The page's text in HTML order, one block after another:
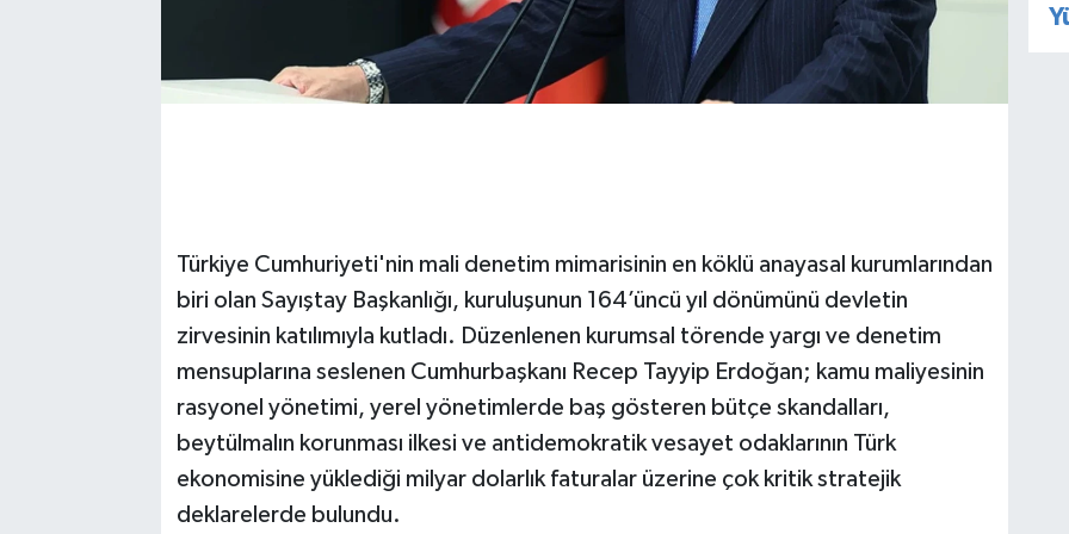
Türkiye Cumhuriyeti'nin mali denetim mimarisinin en köklü anayasal kurumlarından
biri olan Sayıştay Başkanlığı, kuruluşunun 164’üncü yıl dönümünü devletin
zirvesinin katılımıyla kutladı. Düzenlenen kurumsal törende yargı ve denetim
mensuplarına seslenen Cumhurbaşkanı Recep Tayyip Erdoğan; kamu maliyesinin
rasyonel yönetimi, yerel yönetimlerde baş gösteren bütçe skandalları,
beytülmalın korunması ilkesi ve antidemokratik vesayet odaklarının Türk
ekonomisine yüklediği milyar dolarlık faturalar üzerine çok kritik stratejik
deklarelerde bulundu.